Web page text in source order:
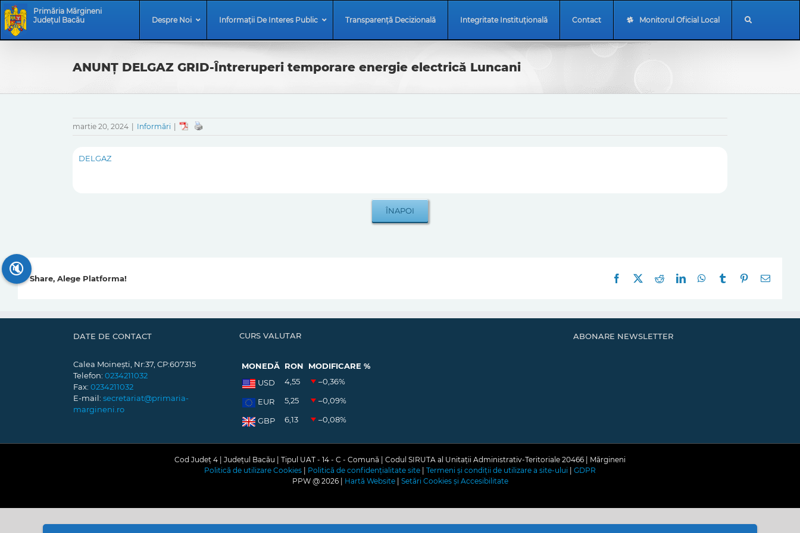
Skip
to
content
Skip
Navigation
Primăria Mărgineni
Județul Bacău
Despre Noi Informații De Interes Public Transparență Decizională Integritate Instituțională Contact Monitorul Oficial Local
ANUNŢ DELGAZ GRID-Ȋntreruperi temporare energie electrică Luncani
martie 20, 2024 Informări
DELGAZ
Share, Alege Platforma! Facebook RedditLinkedInWhatsApp
Tumblr Pinterest
E-
DATE DE CONTACT
Calea Moinești, Nr:37, CP:607315
Telefon: 0234211032
Fax: 0234211032
E-mail: secretariat@primaria-
margineni.ro
CURS VALUTAR
MONEDĂ RON
MODIFICARE %
USD
4,55 –0,36%
EUR 5,25 –0,09%
GBP 6,13 –0,08%
ABONARE NEWSLETTER
Cod Județ 4 | Județul Bacău | Tipul UAT - 14 - C - Comună | Codul SIRUTA al Unitații Administrativ-Teritoriale 20466 | Mărgineni
Politică de utilizare Cookies
Politică de confidențialitate site Termeni și condiții de utilizare a site-ului
GDPR
PPW @ 2026 | Hartă Website| Setări Cookies și Accesibilitate
🔇